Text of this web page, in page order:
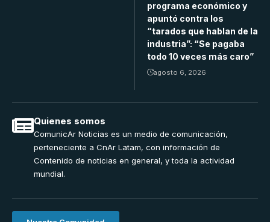
programa económico y
apuntó contra los
“tarados que hablan de la
industria”: “Se pagaba
todo 10 veces más caro”
agosto 6, 2026
Quienes somos
ComunicAr Noticias es un medio de comunicación,
perteneciente a CnAr Latam, con información de
Contenido de noticias en general, y toda la actividad
mundial.